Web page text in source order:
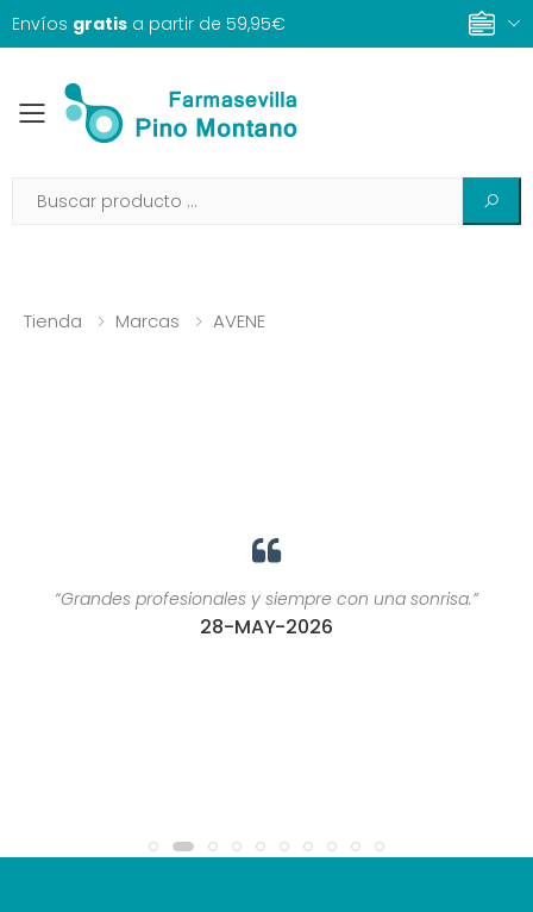
Envíos gratis a partir de 59,95€
Toggle mobile menu
Tienda Marcas AVENE
“Grandes profesionales y siempre con una sonrisa.”
28-MAY-2026